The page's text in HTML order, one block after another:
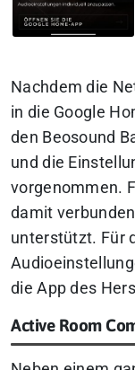
Nachdem die
in die Google
den Beosound
und die
vorgenommen.
damit
unterstützt. Für
die App des
Active Room